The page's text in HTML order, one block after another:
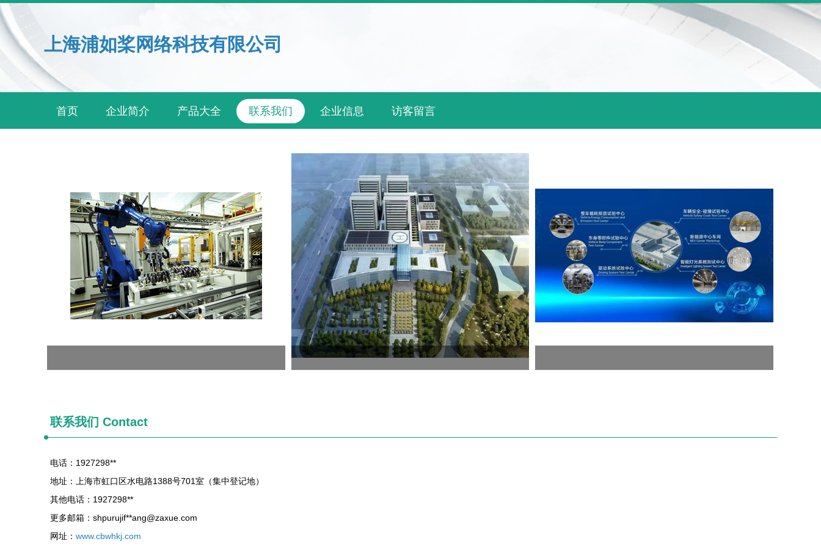
上海浦如桨网络科技有限公司
首页 企业简介 产品大全 联系我们 企业信息 访客留言
联系我们 Contact
电话：1927298**
地址：上海市虹口区水电路1388号701室（集中登记地）
其他电话：1927298**
更多邮箱：shpurujif**ang@zaxue.com
网址： www.cbwhkj.com